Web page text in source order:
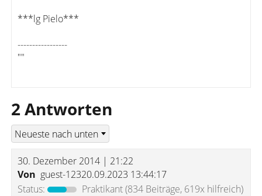
***lg Pielo***
-----------------
""
2 Antworten
30. Dezember 2014 | 21:22
Von guest-12320.09.2023 13:44:17
Status:
Praktikant(834 Beiträge, 619x hilfreich)